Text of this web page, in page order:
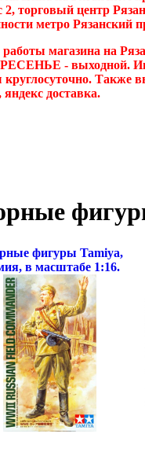
2, торговый центр
метро Рязанский
магазина на
- выходной.
круглосуточно. Также
доставка.
фигуры Tamiya,
в масштабе 1:16.